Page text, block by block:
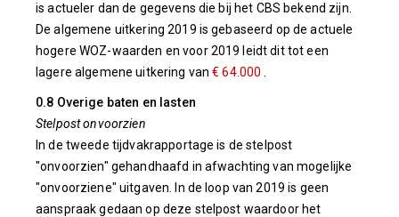
is actueler dan de gegevens die bij het CBS bekend zijn.
De algemene uitkering 2019 is gebaseerd op de actuele
hogere WOZ-waarden en voor 2019 leidt dit tot een
lagere algemene uitkering van€ 64.000
0.8 Overige baten en lasten
Stelpost onvoorzien
In de tweede tijdvakrapportage is de stelpost
"onvoorzien" gehandhaafd in afwachting van mogelijke
"onvoorziene" uitgaven. In de loop van 2019 is geen
aanspraak gedaan op deze stelpost waardoor het